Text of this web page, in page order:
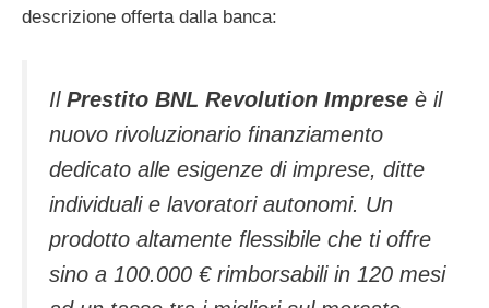
descrizione offerta dalla banca:
Il Prestito BNL Revolution Imprese è il
nuovo rivoluzionario finanziamento
dedicato alle esigenze di imprese, ditte
individuali e lavoratori autonomi. Un
prodotto altamente flessibile che ti offre
sino a 100.000 € rimborsabili in 120 mesi